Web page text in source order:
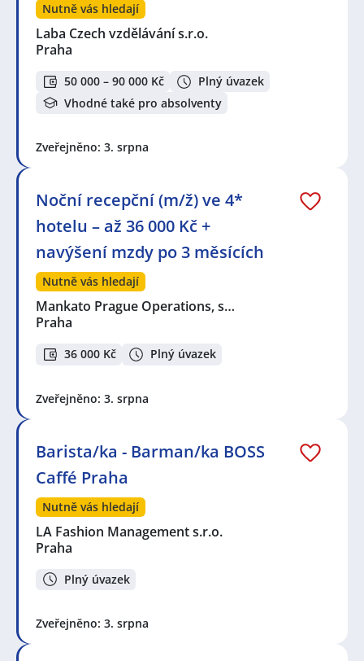
Nutně vás hledají
Laba Czech vzdělávání s.r.o.
Praha
50 000 – 90 000 Kč
Plný úvazek
Vhodné také pro absolventy
Zveřejněno: 3. srpna
Noční recepční (m/ž) ve 4*
hotelu – až 36 000 Kč +
navýšení mzdy po 3 měsících
Nutně vás hledají
Mankato Prague Operations, s…
Praha
36 000 Kč Plný úvazek
Zveřejněno: 3. srpna
Barista/ka - Barman/ka BOSS
Caffé Praha
Nutně vás hledají
LA Fashion Management s.r.o.
Praha
Plný úvazek
Zveřejněno: 3. srpna